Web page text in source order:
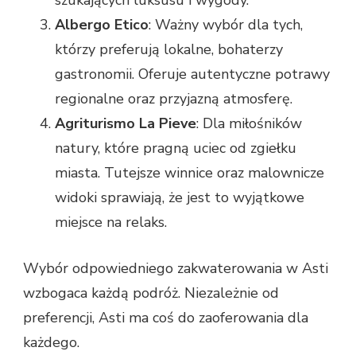
Albergo Etico: Ważny wybór dla tych,
którzy preferują lokalne, bohaterzy
gastronomii. Oferuje autentyczne potrawy
regionalne oraz przyjazną atmosferę.
Agriturismo La Pieve: Dla miłośników
natury, które pragną uciec od zgiełku
miasta. Tutejsze winnice oraz malownicze
widoki sprawiają, że jest to wyjątkowe
miejsce na relaks.
Wybór odpowiedniego zakwaterowania w Asti
wzbogaca każdą podróż. Niezależnie od
preferencji, Asti ma coś do zaoferowania dla
każdego.